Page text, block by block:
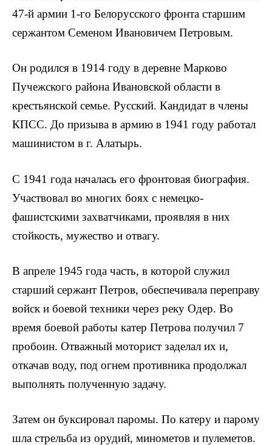
47-й армии 1-го Белорусского фронта старшим
сержантом Семеном Ивановичем Петровым.
Он родился в 1914 году в деревне Марково
Пучежского района Ивановской области в
крестьянской семье. Русский. Кандидат в члены
КПСС. До призыва в армию в 1941 году работал
машини­стом в г. Алатырь.
С 1941 года началась его фронтовая биография.
Участвовал во многих боях с немецко-
фашистскими захватчиками, проявляя в них
стойкость, мужество и отвагу.
В апреле 1945 года часть, в которой служил
старший сержант Петров, обеспечивала переправу
войск и боевой техники через реку Одер. Во
время боевой работы катер Петрова получил 7
про­боин. Отважный моторист заделал их и,
откачав воду, под огнем противника продолжал
выполнять полученную задачу.
Затем он буксировал паромы. По катеру и парому
шла стрель­ба из орудий, минометов и пулеметов.